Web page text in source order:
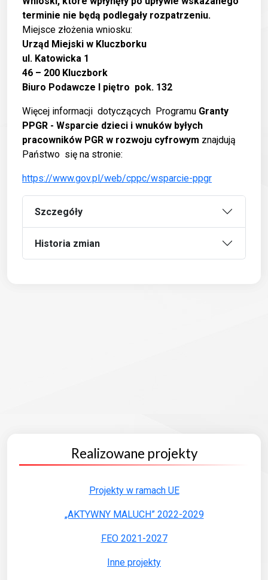
Realizowane projekty
Projekty w ramach UE
„AKTYWNY MALUCH” 2022-2029
FEO 2021-2027
Inne projekty
terminie nie będą podlegały rozpatrzeniu.
Miejsce złożenia wniosku:
Urząd Miejski w Kluczborku
ul. Katowicka 1
46 – 200 Kluczbork
Biuro Podawcze I piętro pok. 132
Więcej informacji dotyczących Programu Granty
PPGR - Wsparcie dzieci i wnuków byłych
pracowników PGR w rozwoju cyfrowym znajdują
Państwo się na stronie:
https://www.gov.pl/web/cppc/wsparcie-ppgr
Szczegóły
Historia zmian